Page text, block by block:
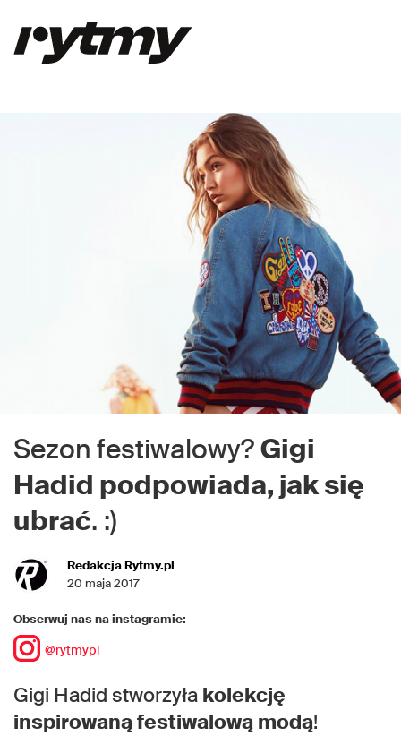
Sezon festiwalowy?Gigi
Hadid podpowiada, jak się
ubrać. :)
Redakcja Rytmy.pl
20 maja 2017
Obserwuj nas na instagramie:
@rytmypl
Gigi Hadid stworzyła kolekcję
inspirowaną festiwalową modą!